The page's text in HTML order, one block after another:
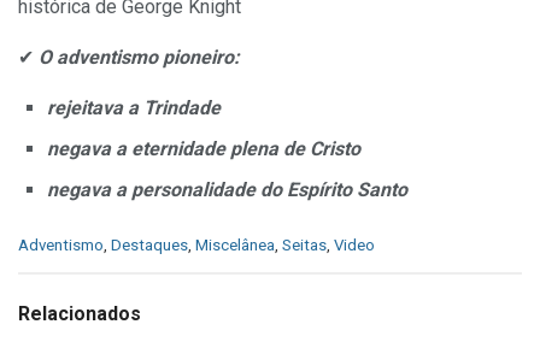
histórica de George Knight
✔ O adventismo pioneiro:
rejeitava a Trindade
negava a eternidade plena de Cristo
negava a personalidade do Espírito Santo
C
e
Adventismo Destaques Miscelânea Seitas Video
Relacionados